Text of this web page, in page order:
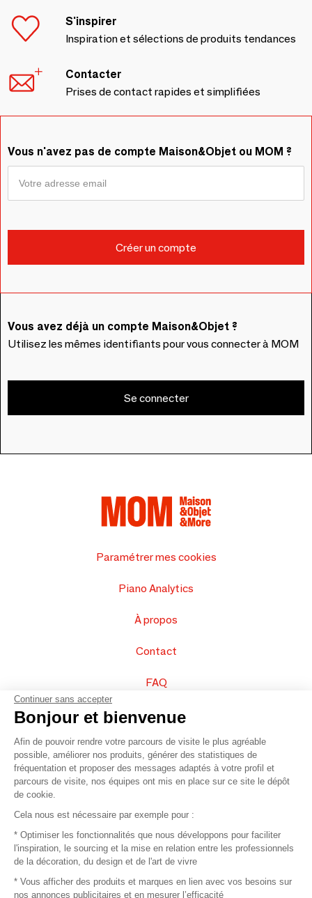
S'inspirer
Inspiration et sélections de produits tendances
Contacter
Prises de contact rapides et simplifiées
Vous n'avez pas de compte Maison&Objet ou MOM ?
Vous avez déjà un compte Maison&Objet ?
Utilisez les mêmes identifiants pour vous connecter à MOM
Se connecter
Paramétrer mes cookies
Piano Analytics
À propos
Contact
FAQ
Vendez vos produits
Plan du site
© 2016 –Organisation SAFI
Recrutement
Continuer sans accepter
Bonjour et bienvenue
Afin de pouvoir rendre votre parcours de visite le plus agréable
possible, améliorer nos produits, générer des statistiques de
fréquentation et proposer des messages adaptés à votre profil et
parcours de visite, nos équipes ont mis en place sur ce site le dépôt
de cookie.
Cela nous est nécessaire par exemple pour :
* Optimiser les fonctionnalités que nous développons pour faciliter
l'inspiration, le sourcing et la mise en relation entre les professionnels
de la décoration, du design et de l'art de vivre
* Vous afficher des produits et marques en lien avec vos besoins sur
nos annonces publicitaires et en mesurer l’efficacité